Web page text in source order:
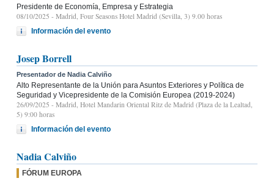
Presidente de Economía, Empresa y Estrategia
08/10/2025 - Madrid, Four Seasons Hotel Madrid (Sevilla, 3) 9.00 horas
Información del evento
Josep Borrell
Presentador de Nadia Calviño
Alto Representante de la Unión para Asuntos Exteriores y Política de
Seguridad y Vicepresidente de la Comisión Europea (2019-2024)
26/09/2025 - Madrid, Hotel Mandarin Oriental Ritz de Madrid (Plaza de la Lealtad,
5) 9:00 horas
Información del evento
Nadia Calviño
FÓRUM EUROPA